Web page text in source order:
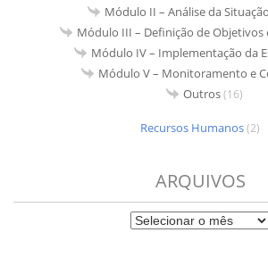
Módulo II – Análise da
Módulo III – Definição de Objetivos
Módulo IV – Implementação da
Módulo V – Monitoramento e
Outros(16)
Recursos Humanos(2)
ARQUIVOS